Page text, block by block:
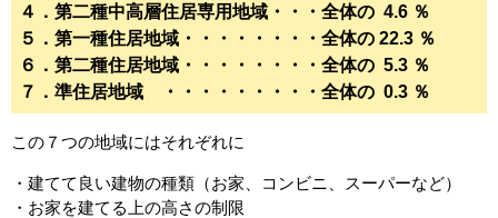
４．第二種中高層住居専用地域・・・全体の 4.6 ％
５．第一種住居地域・・・・・・・・全体の 22.3 ％
６．第二種住居地域・・・・・・・・全体の 5.3 ％
７．準住居地域 ・・・・・・・・・全体の 0.3 ％
この７つの地域にはそれぞれに
・建てて良い建物の種類（お家、コンビニ、スーパーなど）
・お家を建てる上の高さの制限